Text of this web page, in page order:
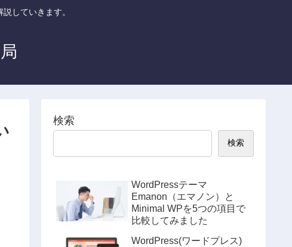
していきます。
検索
検索
WordPressテーマ
Emanon（エマノン）と
Minimal WPを5つの項目で
比較してみました
WordPress(ワードプレス)